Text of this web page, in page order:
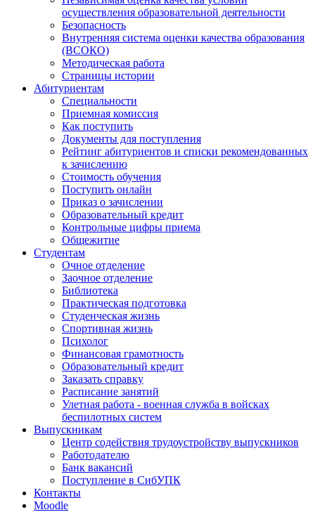
осуществления образовательной деятельности
Безопасность
Внутренняя система оценки качества образования
(ВСОКО)
Методическая работа
Страницы истории
Абитуриентам
Специальности
Приемная комиссия
Как поступить
Документы для поступления
Рейтинг абитуриентов и списки рекомендованных
к зачислению
Стоимость обучения
Поступить онлайн
Приказ о зачислении
Образовательный кредит
Контрольные цифры приема
Общежитие
Студентам
Очное отделение
Заочное отделение
Библиотека
Практическая подготовка
Студенческая жизнь
Спортивная жизнь
Психолог
Финансовая грамотность
Образовательный кредит
Заказать справку
Расписание занятий
Улетная работа - военная служба в войсках
беспилотных систем
Выпускникам
Центр содействия трудоустройству выпускников
Работодателю
Банк вакансий
Поступление в СибУПК
Контакты
Moodle